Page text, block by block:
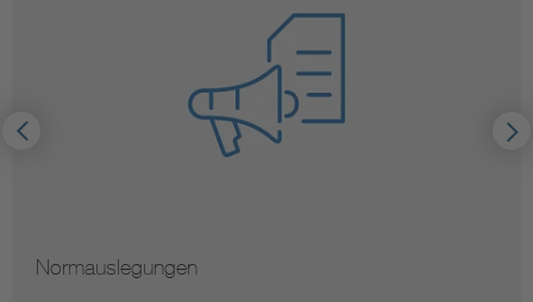
Hinweise zur Vervielfältigung von Normen